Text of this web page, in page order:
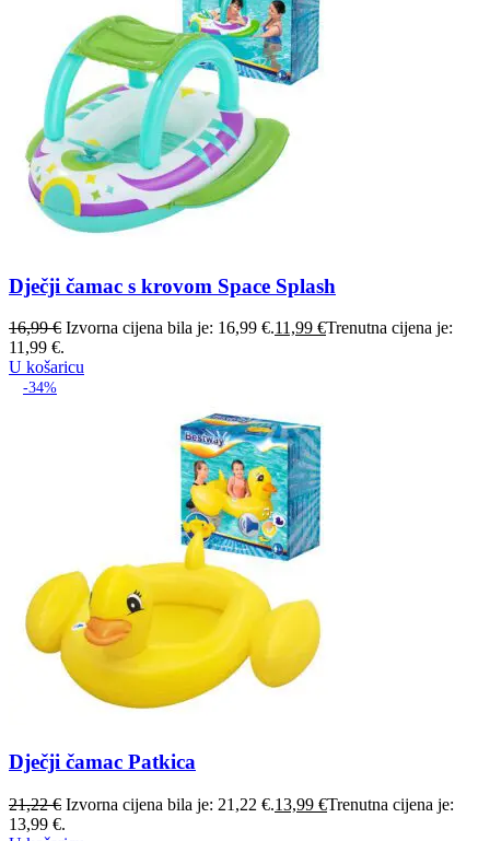
Dječji čamac s krovom Space Splash
16,99€ Izvorna cijena bila je: 16,99 €.11,99 €Trenutna cijena je:
11,99 €.
U košaricu
-34%
Dječji čamac Patkica
21,22€ Izvorna cijena bila je: 21,22 €.13,99 €Trenutna cijena je:
13,99 €.